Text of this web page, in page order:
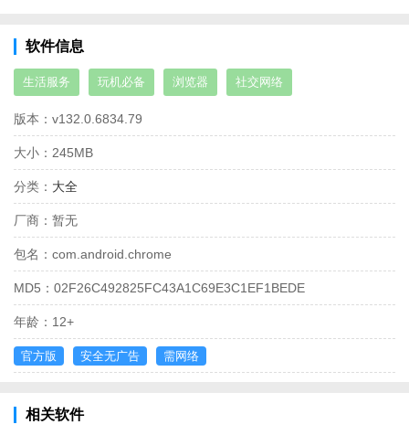
软件信息
生活服务 玩机必备 浏览器 社交网络
版本： v132.0.6834.79
大小： 245MB
分类： 大全
厂商： 暂无
包名： com.android.chrome
MD5： 02F26C492825FC43A1C69E3C1EF1BEDE
年龄： 12+
官方版 安全无广告 需网络
相关软件